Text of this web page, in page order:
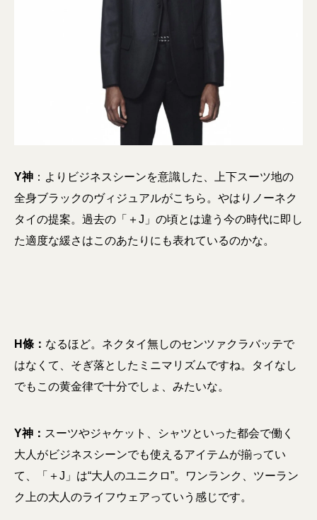
Y神 ：よりビジネスシーンを意識した、上下スーツ地の
全身ブラックのヴィジュアルがこちら。やはりノーネク
タイの提案。過去の「＋J」の頃とは違う今の時代に即し
た適度な緩さはこのあたりにも表れているのかな。
H條： なるほど。ネクタイ無しのセンツァクラバッテで
はなくて、そぎ落としたミニマリズムですね。タイなし
でもこの黄金律で十分でしょ、みたいな。
Y神： スーツやジャケット、シャツといった都会で働く
大人がビジネスシーンでも使えるアイテムが揃ってい
て、「＋J」は“大人のユニクロ”。ワンランク、ツーラン
ク上の大人のライフウェアっていう感じです。